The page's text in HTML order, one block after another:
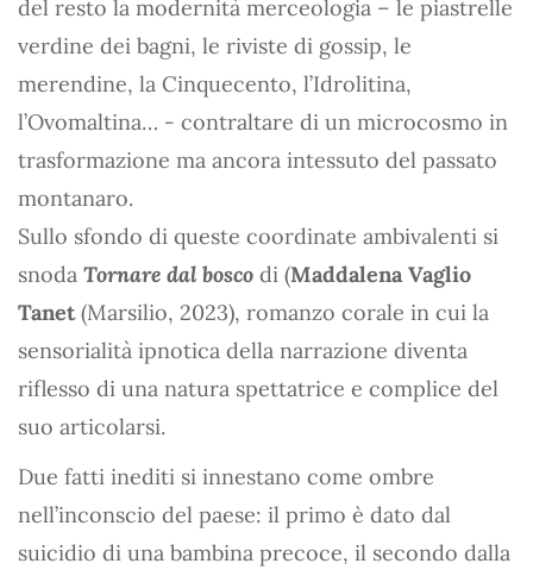
del resto la modernità merceologia – le piastrelle
verdine dei bagni, le riviste di gossip, le
merendine, la Cinquecento, l’Idrolitina,
l’Ovomaltina… - contraltare di un microcosmo in
trasformazione ma ancora intessuto del passato
montanaro.
Sullo sfondo di queste coordinate ambivalenti si
snoda Tornare dal bosco di (Maddalena Vaglio
Tanet(Marsilio, 2023), romanzo corale in cui la
sensorialità ipnotica della narrazione diventa
riflesso di una natura spettatrice e complice del
suo articolarsi.
Due fatti inediti si innestano come ombre
nell’inconscio del paese: il primo è dato dal
suicidio di una bambina precoce, il secondo dalla